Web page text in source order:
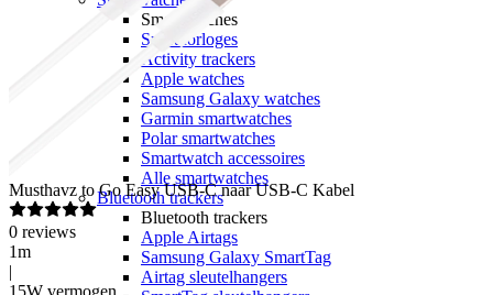
Smartwatches
Sporthorloges
Activity trackers
Apple watches
Samsung Galaxy watches
Garmin smartwatches
Polar smartwatches
Smartwatch accessoires
Alle smartwatches
Bluetooth trackers
Bluetooth trackers
Apple Airtags
Samsung Galaxy SmartTag
Airtag sleutelhangers
Musthavz to Go Easy USB-C naar USB-C Kabel
0 reviews
1m
|
15W vermogen